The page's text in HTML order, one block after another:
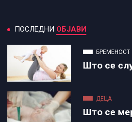
ПОСЛЕДНИ ОБЈАВИ
БРЕМЕНОСТ
Што се
ДЕЦА
Што се